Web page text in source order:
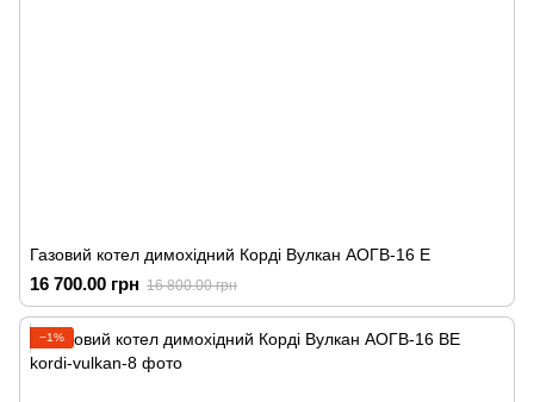
Газовий котел димохідний Корді Вулкан АОГВ-16 Е
16 700.00 грн 16 800.00 грн
−1%